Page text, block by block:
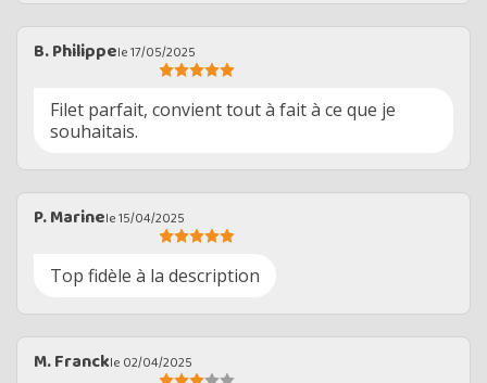
B. Philippele 17/05/2025
Filet parfait, convient tout à fait à ce que je
souhaitais.
P. Marinele 15/04/2025
Top fidèle à la description
M. Franckle 02/04/2025